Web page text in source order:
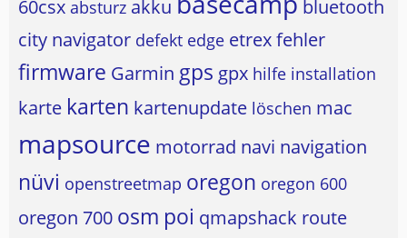
60csx absturz akku
bluetooth
city navigator defekt edge etrexfehler
firmware Garmin gps gpx hilfe installation
karte karten kartenupdate löschen mac
mapsource motorrad navi navigation
nüvi openstreetmap oregon oregon 600
oregon 700 osm poi qmapshack route